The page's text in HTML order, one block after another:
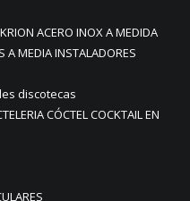
ACERO INOX A MEDIDA
A MEDIA INSTALADORES
discotecas
CÓCTEL COCKTAIL EN